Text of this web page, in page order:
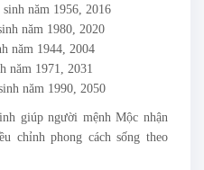
năm 1956, 2016
năm 1980, 2020
năm 1944, 2004
năm 1971, 2031
năm 1990, 2050
giúp người mệnh Mộc nhận
chỉnh phong cách sống theo